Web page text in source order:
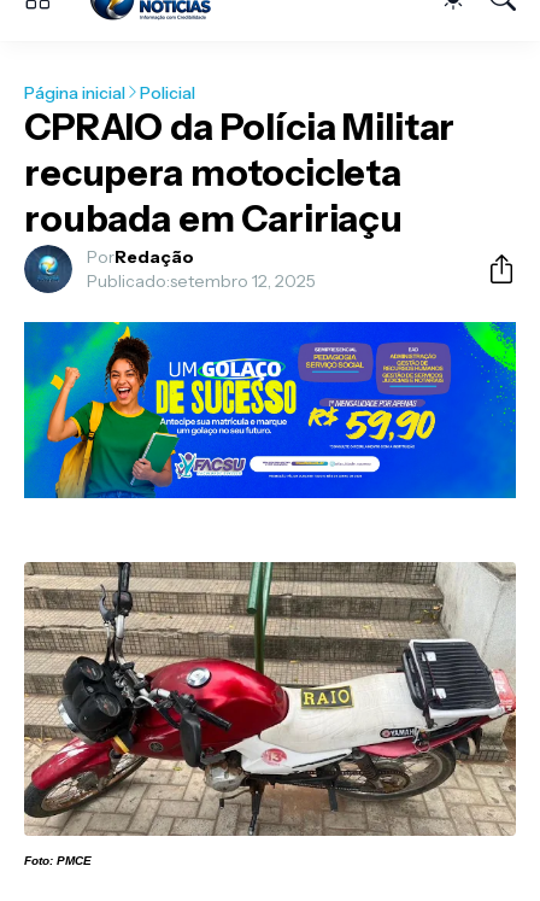
Página inicial Policial
CPRAIO da Polícia Militar
recupera motocicleta
roubada em Caririaçu
PorRedação
Publicado:setembro 12, 2025
Foto: PMCE